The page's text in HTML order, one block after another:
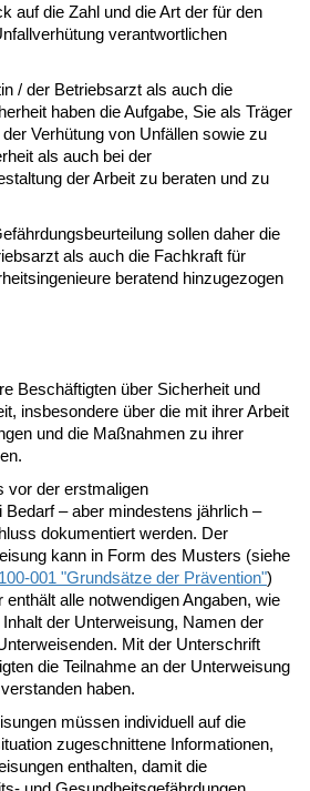
auf die Zahl und die Art der für den
verantwortlichen
/ der Betriebsarzt als auch die
haben die Aufgabe, Sie als Träger
Verhütung von Unfällen sowie zu
als auch bei der
der Arbeit zu beraten und zu
sollen daher die
als auch die Fachkraft für
beratend hinzugezogen
Beschäftigten über Sicherheit und
insbesondere über die mit ihrer Arbeit
und die Maßnahmen zu ihrer
vor der erstmaligen
– aber mindestens jährlich –
dokumentiert werden. Der
kann in Form des Musters (siehe
001 "Grundsätze der Prävention")
alle notwendigen Angaben, wie
der Unterweisung, Namen der
Mit der Unterschrift
die Teilnahme an der Unterweisung
haben.
müssen individuell auf die
zugeschnittene Informationen,
enthalten, damit die